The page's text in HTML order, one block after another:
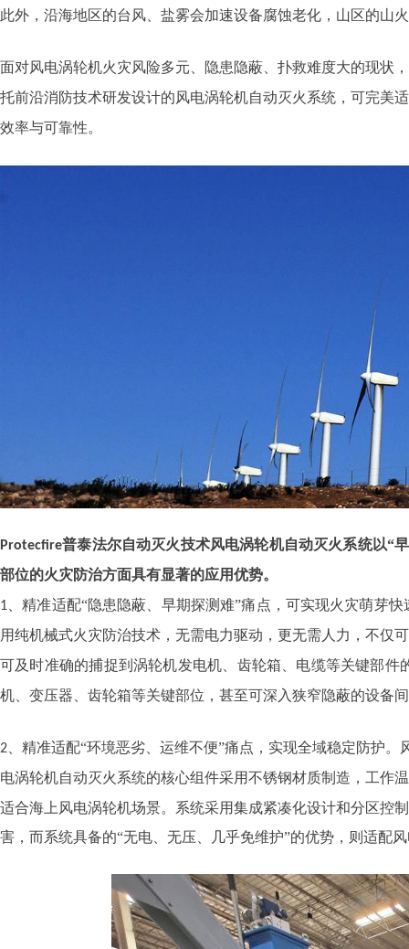
此外，沿海地区的台风、盐雾会加速设备腐蚀老化，山区的山
面对风电涡轮机火灾风险多元、隐患隐蔽、扑救难度大的现状
托前沿消防技术研发设计的风电涡轮机自动灭火系统，可完美
效率与可靠性。
Protecfire普泰法尔自动灭火技术风电涡轮机自动灭火系统以“
部位的火灾防治方面具有显著的应用优势。
1 、精准适配“隐患隐蔽、早期探测难”痛点，可实现火灾萌芽
用纯机械式火灾防治技术，无需电力驱动，更无需人力，不仅
可及时准确的捕捉到涡轮机发电机、齿轮箱、电缆等关键部
机、变压器、齿轮箱等关键部位，甚至可深入狭窄隐蔽的设备
2 、精准适配“环境恶劣、运维不便”痛点，实现全域稳定防护
电涡轮机自动灭火系统的核心组件采用不锈钢材质制造，工作
适合海上风电涡轮机场景。系统采用集成紧凑化设计和分区控
害，而系统具备的“无电、无压、几乎免维护”的优势，则适配